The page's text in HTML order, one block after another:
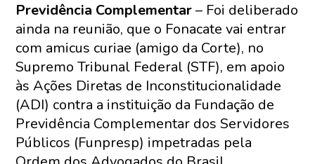
Previdência Complementar– Foi deliberado
ainda na reunião, que o Fonacate vai entrar
com amicus curiae (amigo da Corte), no
Supremo Tribunal Federal (STF), em apoio
às Ações Diretas de Inconstitucionalidade
(ADI) contra a instituição da Fundação de
Previdência Complementar dos Servidores
Públicos (Funpresp) impetradas pela